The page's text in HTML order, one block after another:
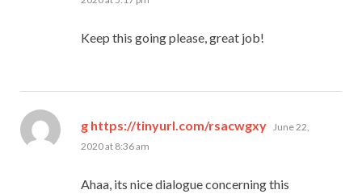
Keep this going please, great job!
g https://tinyurl.com/rsacwgxy says:
June 22,
2020 at 8:36 am
Ahaa, its nice dialogue concerning this